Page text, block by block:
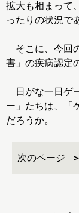
拡大も相まって
ったりの状況で
そこに、今回
害」の疾病認定
日がな一日ゲ
ー」たちは、「
だろうか。
次のページ